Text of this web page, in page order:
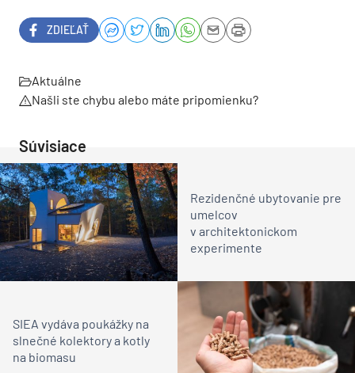
ZDIEĽAŤ
Aktuálne
Našli ste chybu alebo máte pripomienku?
Súvisiace
Rezidenčné ubytovanie pre
umelcov
v architektonickom
experimente
SIEA vydáva poukážky na
slnečné kolektory a kotly
na biomasu